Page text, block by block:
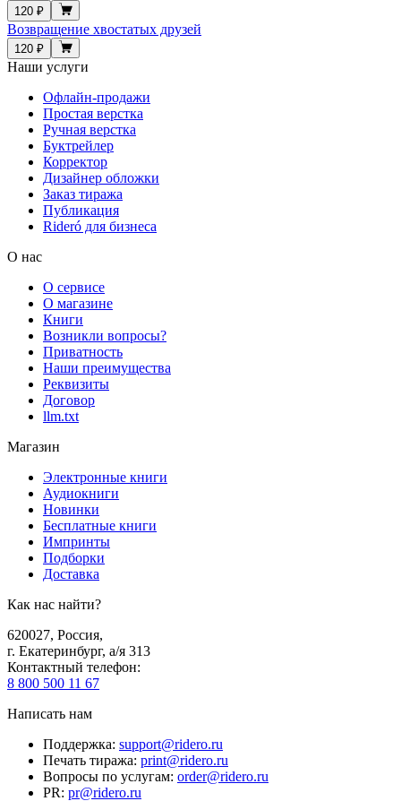
120 ₽
Возвращение хвостатых друзей
120 ₽
Наши услуги
Офлайн-продажи
Простая верстка
Ручная верстка
Буктрейлер
Корректор
Дизайнер обложки
Заказ тиража
Публикация
Rideró для бизнеса
О нас
О сервисе
О магазине
Книги
Возникли вопросы?
Приватность
Наши преимущества
Реквизиты
Договор
llm.txt
Магазин
Электронные книги
Аудиокниги
Новинки
Бесплатные книги
Импринты
Подборки
Доставка
Как нас найти?
620027, Россия,
г. Екатеринбург, а/я 313
Контактный телефон:
8 800 500 11 67
Написать нам
Поддержка: support@ridero.ru
Печать тиража: print@ridero.ru
Вопросы по услугам: order@ridero.ru
PR: pr@ridero.ru